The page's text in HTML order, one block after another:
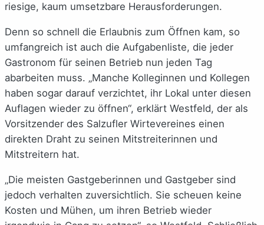
riesige, kaum umsetzbare Herausforderungen.
Denn so schnell die Erlaubnis zum Öffnen kam, so
umfangreich ist auch die Aufgabenliste, die jeder
Gastronom für seinen Betrieb nun jeden Tag
abarbeiten muss. „Manche Kolleginnen und Kollegen
haben sogar darauf verzichtet, ihr Lokal unter diesen
Auflagen wieder zu öffnen“, erklärt Westfeld, der als
Vorsitzender des Salzufler Wirtevereines einen
direkten Draht zu seinen Mitstreiterinnen und
Mitstreitern hat.
„Die meisten Gastgeberinnen und Gastgeber sind
jedoch verhalten zuversichtlich. Sie scheuen keine
Kosten und Mühen, um ihren Betrieb wieder